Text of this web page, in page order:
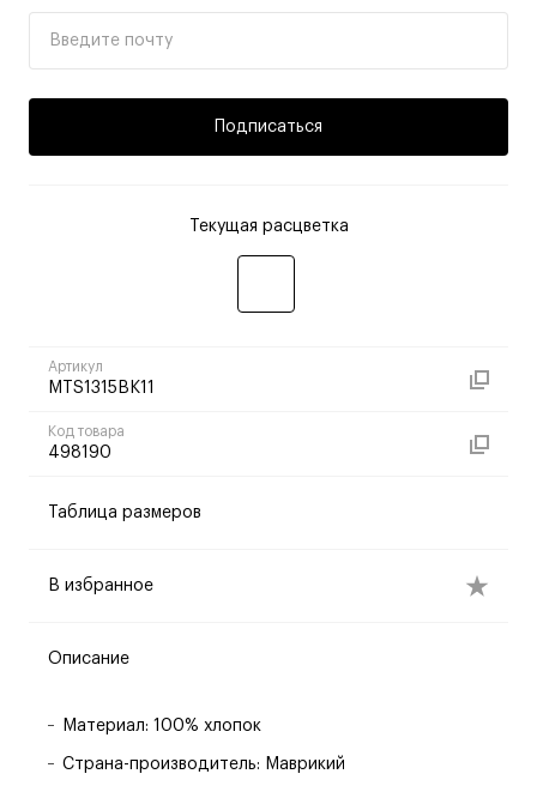
Подписаться
Текущая расцветка
Артикул
MTS1315BK11
Код товара
498190
Таблица размеров
В избранное
Описание
Материал: 100% хлопок
Страна-производитель: Маврикий